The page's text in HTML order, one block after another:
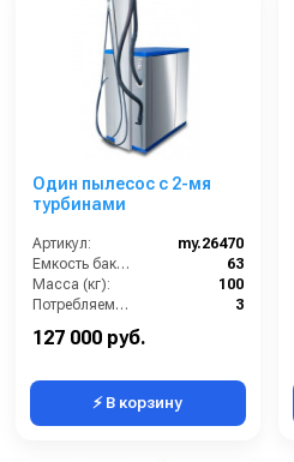
Один пылесос с 2-мя
турбинами
Артикул:
my.26470
Емкость бака для мусора (л):
63
Масса (кг):
100
Потребляемая мощность (кВт):
3
127 000 руб.
⚡ В корзину